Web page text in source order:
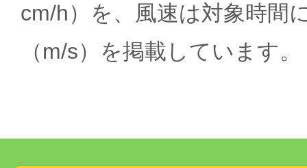
cm/h）を、風速は対象時間
（m/s）を掲載しています。